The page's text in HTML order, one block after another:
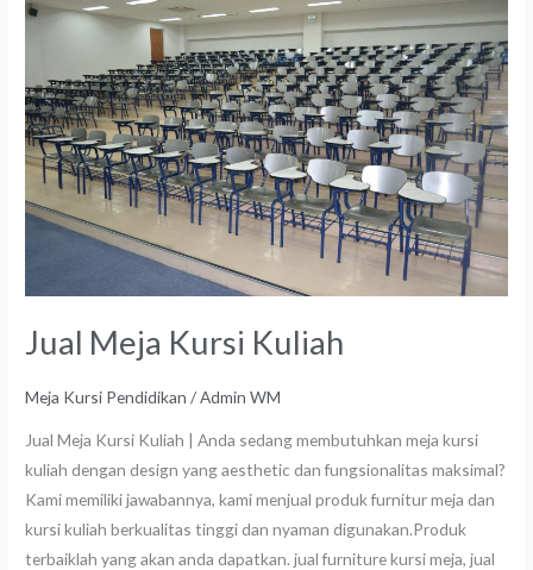
Jual Meja Kursi Kuliah
Meja Kursi Pendidikan /Admin WM
Jual Meja Kursi Kuliah | Anda sedang membutuhkan meja kursi
kuliah dengan design yang aesthetic dan fungsionalitas maksimal?
Kami memiliki jawabannya, kami menjual produk furnitur meja dan
kursi kuliah berkualitas tinggi dan nyaman digunakan.Produk
terbaiklah yang akan anda dapatkan. jual furniture kursi meja, jual
Meja
Kuliah